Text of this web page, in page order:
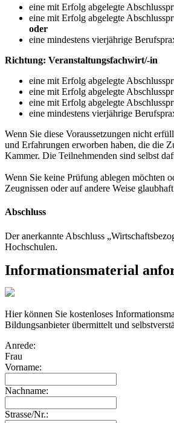
eine mit Erfolg abgelegte
eine mit Erfolg abgelegte
oder
eine mindestens vierjährige
Richtung: Veranstaltungsfachwirt/-in
eine mit Erfolg abgelegte
eine mit Erfolg abgelegte
eine mit Erfolg abgelegte
eine mindestens vierjährige
Wenn Sie diese Voraussetzungen nicht
und Erfahrungen erworben haben, die die
Kammer. Die Teilnehmenden sind selbst
Wenn Sie keine Prüfung ablegen möchten
Zeugnissen oder auf andere Weise
Abschluss
Der anerkannte Abschluss
Hochschulen.
Informationsmaterial
Hier können Sie kostenloses
Bildungsanbieter übermittelt und
Anrede:
Frau
Vorname:
Nachname:
Strasse/Nr.: